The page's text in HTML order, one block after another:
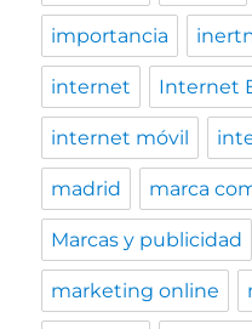
importancia
internet Internet
internet móvil
madrid marca
Marcas y publicidad
marketing online